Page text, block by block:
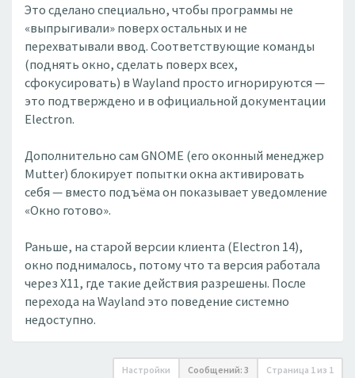
Это сделано специально, чтобы программы не
«выпрыгивали» поверх остальных и не
перехватывали ввод. Соответствующие команды
(поднять окно, сделать поверх всех,
сфокусировать) в Wayland просто игнорируются —
это подтверждено и в официальной документации
Electron.
Дополнительно сам GNOME (его оконный менеджер
Mutter) блокирует попытки окна активировать
себя — вместо подъёма он показывает уведомление
«Окно готово».
Раньше, на старой версии клиента (Electron 14),
окно поднималось, потому что та версия работала
через X11, где такие действия разрешены. После
перехода на Wayland это поведение системно
недоступно.
Настройки Сообщений: 3 Страница 1 из 1